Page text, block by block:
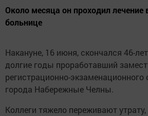
Около месяца он проходил лечение
больнице
Накануне, 16 июня, скончался 46-
долгие годы проработавший
регистрационно-
города Набережные Челны.
Коллеги тяжело переживают